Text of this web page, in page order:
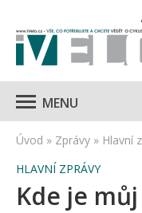
MENU
Úvod » Zprávy » Hlavní
HLAVNÍ ZPRÁVY
Kde je